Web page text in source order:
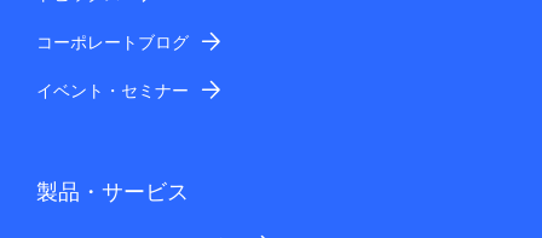
コーポレートブログ
イベント・セミナー
製品・サービス